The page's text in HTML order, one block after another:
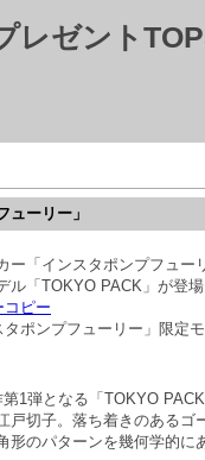
レゼント
ューリー」
ー「インスタポンプフュ
「TOKYO PACK」が登場
コピー
タポンプフューリー」限定
1弾となる「TOKYO
戸切子。落ち着きのあるゴ
形のパターンを幾何学的に